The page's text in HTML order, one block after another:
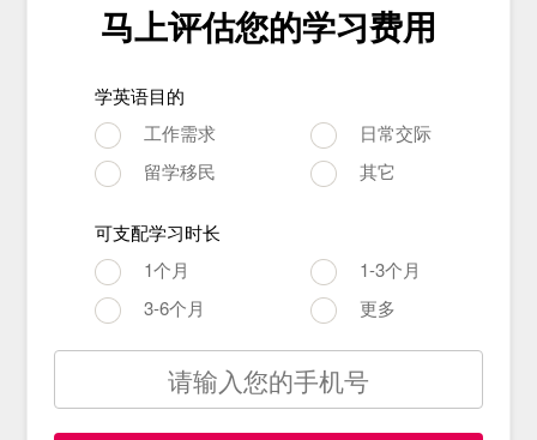
马上评估您的学习费用
学英语目的
工作需求
日常交际
留学移民
其它
可支配学习时长
1个月
1-3个月
3-6个月
更多